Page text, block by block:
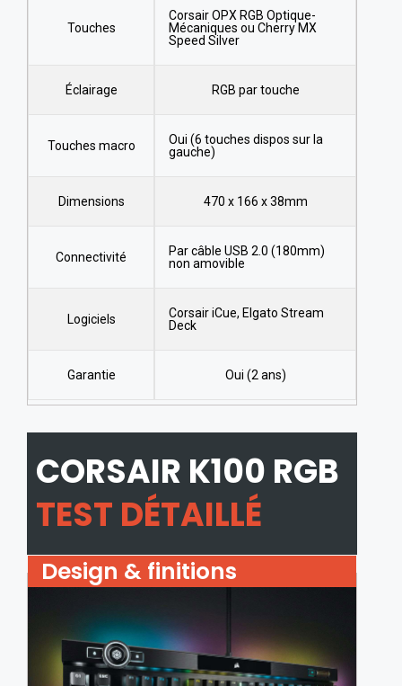
Touches
Corsair OPX RGB Optique-
Mécaniques ou Cherry MX
Speed Silver
Éclairage RGB par touche
Touches macro
Oui (6 touches dispos sur la
gauche)
Dimensions 470 x 166 x 38mm
Connectivité
Par câble USB 2.0 (180mm)
non amovible
Logiciels
Corsair iCue, Elgato Stream
Deck
Garantie Oui (2 ans)
CORSAIR K100 RGB
TEST DÉTAILLÉ
Design & finitions